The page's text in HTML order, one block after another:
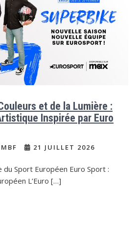
et de la Lumière :
Inspirée par Euro
21 JUILLET 2026
du Sport Européen Euro Sport :
L’Euro […]